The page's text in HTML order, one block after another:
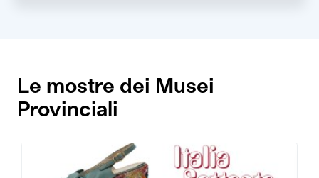
Le mostre dei Musei
Provinciali